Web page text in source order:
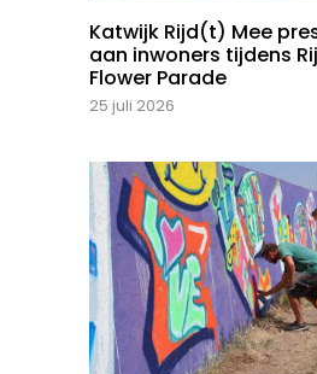
Katwijk Rijd(t) Mee
aan inwoners tijdens
Flower Parade
25 juli 2026